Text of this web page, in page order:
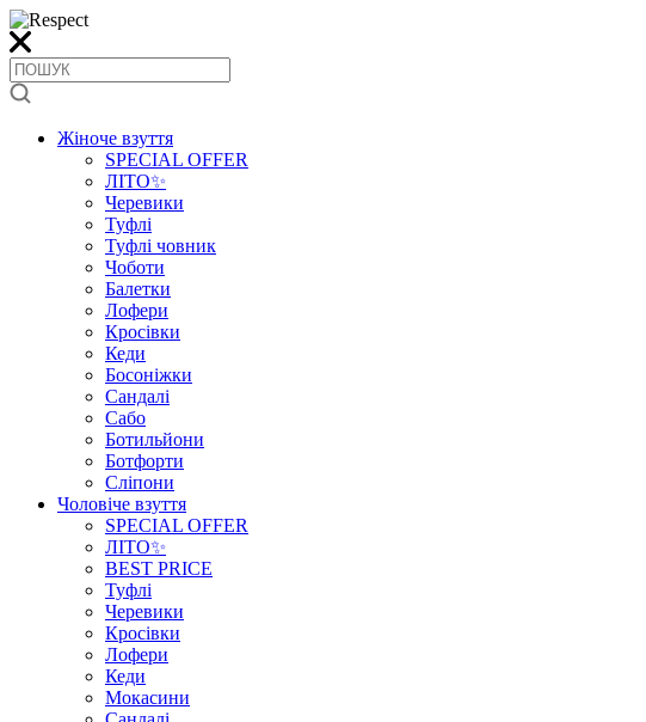
Жіноче взуття
SPECIAL OFFER
ЛІТО✨
Черевики
Туфлі
Туфлі човник
Чоботи
Балетки
Лофери
Кросівки
Кеди
Босоніжки
Сандалі
Сабо
Ботильйони
Ботфорти
Сліпони
Чоловіче взуття
SPECIAL OFFER
ЛІТО✨
BEST PRICE
Туфлі
Черевики
Кросівки
Лофери
Кеди
Мокасини